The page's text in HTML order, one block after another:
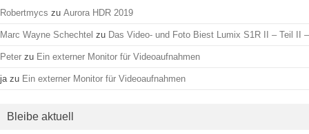
Robertmycs zu Aurora HDR 2019
Marc Wayne Schechtel zu Das Video- und Foto Biest Lumix S1R II – Teil II –
Peter zu Ein externer Monitor für Videoaufnahmen
ja zu Ein externer Monitor für Videoaufnahmen
Bleibe aktuell